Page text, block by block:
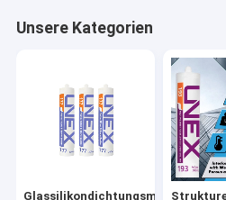
Strukturelles glasierendes
isolierendes
Aluminiumfenster-
Unsere Kategorien
Glassilikondichtungsmittel